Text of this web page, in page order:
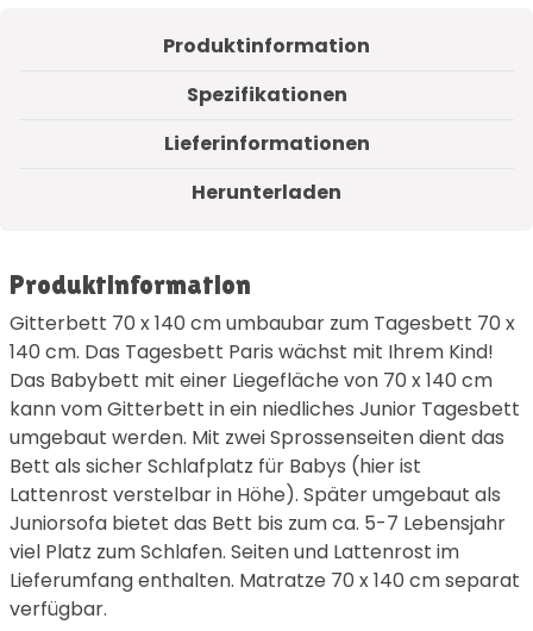
Produktinformation
Spezifikationen
Lieferinformationen
Herunterladen
Produktinformation
Gitterbett 70 x 140 cm umbaubar zum Tagesbett 70 x
140 cm. Das Tagesbett Paris wächst mit Ihrem Kind!
Das Babybett mit einer Liegefläche von 70 x 140 cm
kann vom Gitterbett in ein niedliches Junior Tagesbett
umgebaut werden. Mit zwei Sprossenseiten dient das
Bett als sicher Schlafplatz für Babys (hier ist
Lattenrost verstelbar in Höhe). Später umgebaut als
Juniorsofa bietet das Bett bis zum ca. 5-7 Lebensjahr
viel Platz zum Schlafen. Seiten und Lattenrost im
Lieferumfang enthalten. Matratze 70 x 140 cm separat
verfügbar.